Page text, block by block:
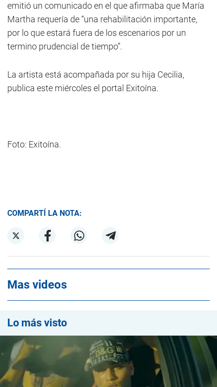
emitió un comunicado en el que afirmaba que María
Martha requería de “una rehabilitación importante,
por lo que estará fuera de los escenarios por un
termino prudencial de tiempo”.
La artista está acompañada por su hija Cecilia,
publica este miércoles el portal Exitoína.
Foto: Exitoína.
COMPARTÍ LA NOTA:
Mas videos
Lo más visto